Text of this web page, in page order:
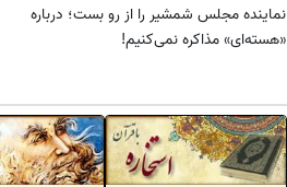
نماینده مجلس شمشیر را از رو بست؛ درباره
«هسته‌ای» مذاکره نمی‌کنیم!